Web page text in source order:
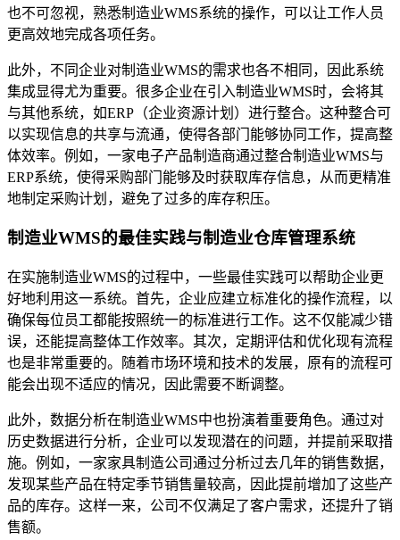
也不可忽视，熟悉制造业WMS系统的操作，可以让工作人员
更高效地完成各项任务。
此外，不同企业对制造业WMS的需求也各不相同，因此系统
集成显得尤为重要。很多企业在引入制造业WMS时，会将其
与其他系统，如ERP（企业资源计划）进行整合。这种整合可
以实现信息的共享与流通，使得各部门能够协同工作，提高整
体效率。例如，一家电子产品制造商通过整合制造业WMS与
ERP系统，使得采购部门能够及时获取库存信息，从而更精准
地制定采购计划，避免了过多的库存积压。
制造业WMS的最佳实践与制造业仓库管理系统
在实施制造业WMS的过程中，一些最佳实践可以帮助企业更
好地利用这一系统。首先，企业应建立标准化的操作流程，以
确保每位员工都能按照统一的标准进行工作。这不仅能减少错
误，还能提高整体工作效率。其次，定期评估和优化现有流程
也是非常重要的。随着市场环境和技术的发展，原有的流程可
能会出现不适应的情况，因此需要不断调整。
此外，数据分析在制造业WMS中也扮演着重要角色。通过对
历史数据进行分析，企业可以发现潜在的问题，并提前采取措
施。例如，一家家具制造公司通过分析过去几年的销售数据，
发现某些产品在特定季节销售量较高，因此提前增加了这些产
品的库存。这样一来，公司不仅满足了客户需求，还提升了销
售额。